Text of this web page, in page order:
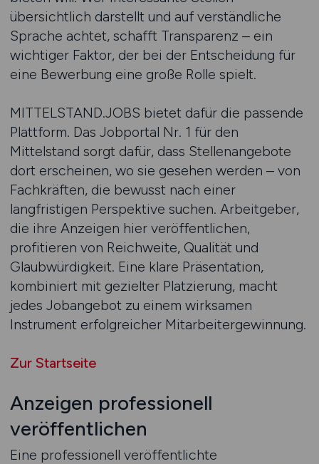
übersichtlich darstellt und auf verständliche
Sprache achtet, schafft Transparenz – ein
wichtiger Faktor, der bei der Entscheidung für
eine Bewerbung eine große Rolle spielt.
MITTELSTAND.JOBS bietet dafür die passende
Plattform. Das Jobportal Nr. 1 für den
Mittelstand sorgt dafür, dass Stellenangebote
dort erscheinen, wo sie gesehen werden – von
Fachkräften, die bewusst nach einer
langfristigen Perspektive suchen. Arbeitgeber,
die ihre Anzeigen hier veröffentlichen,
profitieren von Reichweite, Qualität und
Glaubwürdigkeit. Eine klare Präsentation,
kombiniert mit gezielter Platzierung, macht
jedes Jobangebot zu einem wirksamen
Instrument erfolgreicher Mitarbeitergewinnung.
Zur Startseite
Anzeigen professionell
veröffentlichen
Eine professionell veröffentlichte